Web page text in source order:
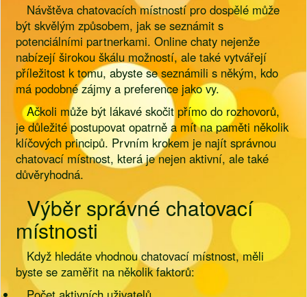
Návštěva chatovacích místností pro dospělé může
být skvělým způsobem, jak se seznámit s
potenciálními partnerkami. Online chaty nejenže
nabízejí širokou škálu možností, ale také vytvářejí
příležitost k tomu, abyste se seznámili s někým, kdo
má podobné zájmy a preference jako vy.
Ačkoli může být lákavé skočit přímo do rozhovorů,
je důležité postupovat opatrně a mít na paměti několik
klíčových principů. Prvním krokem je najít správnou
chatovací místnost, která je nejen aktivní, ale také
důvěryhodná.
Výběr správné chatovací
místnosti
Když hledáte vhodnou chatovací místnost, měli
byste se zaměřit na několik faktorů: